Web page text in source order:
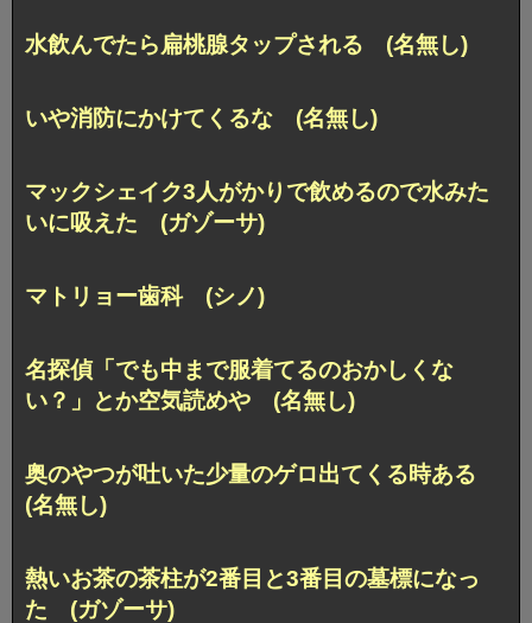
水飲んでたら扁桃腺タップされる (名無し)
いや消防にかけてくるな (名無し)
マックシェイク3人がかりで飲めるので水みた
いに吸えた (ガゾーサ)
マトリョー歯科 (シノ)
名探偵「でも中まで服着てるのおかしくな
い？」とか空気読めや (名無し)
奥のやつが吐いた少量のゲロ出てくる時ある
(名無し)
熱いお茶の茶柱が2番目と3番目の墓標になっ
た (ガゾーサ)